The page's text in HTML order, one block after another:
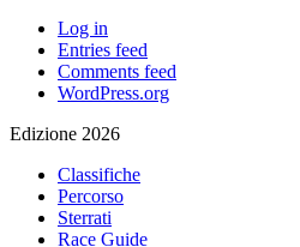
Log in
Entries feed
Comments feed
WordPress.org
Edizione 2026
Classifiche
Percorso
Sterrati
Race Guide